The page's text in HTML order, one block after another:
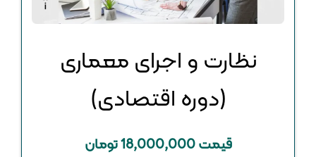
نظارت و اجرای معماری
(دوره اقتصادی)
قیمت 18,000,000 تومان